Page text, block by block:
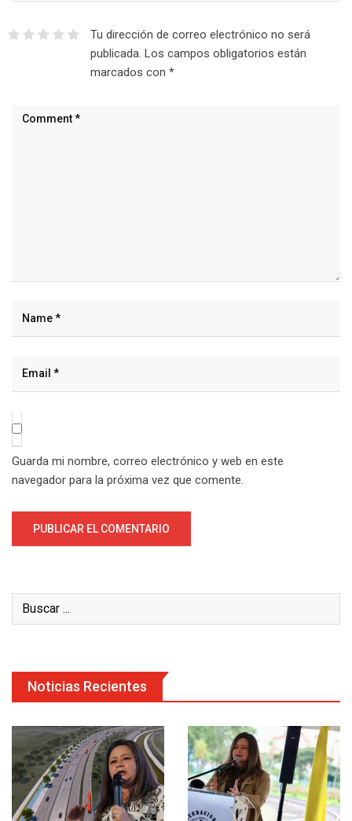
Tu dirección de correo electrónico no será
publicada. Los campos obligatorios están
marcados con *
Guarda mi nombre, correo electrónico y web en este
navegador para la próxima vez que comente.
Noticias Recientes